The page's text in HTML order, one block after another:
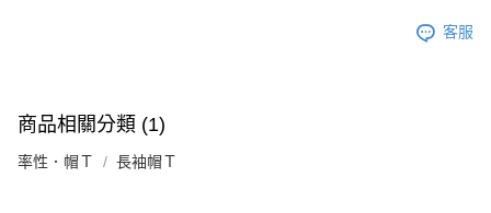
客服
商品相關分類 (1)
率性．帽Ｔ 長袖帽Ｔ